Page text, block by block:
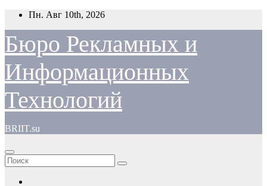
Перейти
содержимому
Пн. Авг 10th, 2026
Бюро Рекламных и
Информационных
Технологий
BRIIT.su